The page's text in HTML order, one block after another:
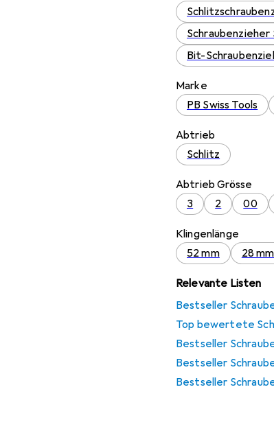
Schraubenzieher
Bit-
Marke
PB Swiss Tools
Abtrieb
Schlitz
Abtrieb Grösse
3
2 00
Klingenlänge
52 mm
28 mm
Relevante Listen
Bestseller
Top bewertete
Bestseller
Bestseller
Bestseller